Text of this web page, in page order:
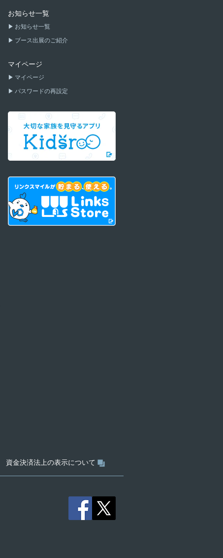
お知らせ一覧
お知らせ一覧
ブース出展のご紹介
マイページ
マイページ
パスワードの再設定
資金決済法上の表示について